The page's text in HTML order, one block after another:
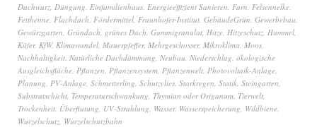
Dachwurz, Düngung, Einfamilienhaus, Energieeffizient Sanieren, Farn, Felsennelke,
Fetthenne, Flachdach, Fördermittel, Fraunhofer-Institut, GebäudeGrün, Gewerbebau,
Gewürzgarten, Gründach, grünes Dach, Gummigranulat, Hitze, Hitzeschutz, Hummel,
Käfer, KfW, Klimawandel, Mauerpfeffer, Mehrgeschosser, Mikroklima, Moos,
Nachhaltigkeit, Natürliche Dachdämmung, Neubau, Niederschlag, ökologische
Ausgleichsfläche, Pflanzen, Pflanzensystem, Pflanzenwelt, Photovoltaik-Anlage,
Planung, PV-Anlage, Schmetterling, Schutzvlies, Starkregen, Statik, Steingarten,
Substratschicht, Temperaturschwankung, Thymian oder Origanum, Tierwelt,
Trockenheit, Überflutung, UV-Strahlung, Wasser, Wasserspeicherung, Wildbiene,
Wurzelschutz, Wurzelschutzbahn